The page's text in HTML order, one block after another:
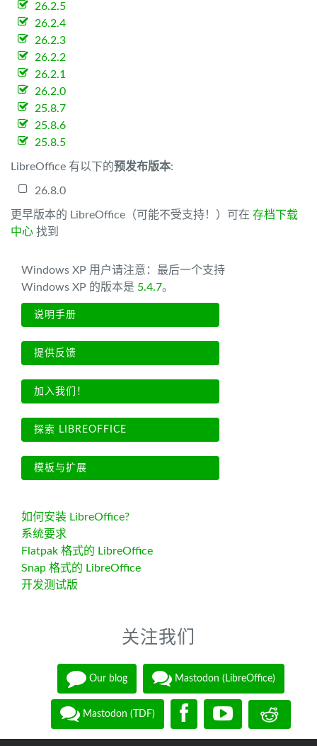
26.2.5
26.2.4
26.2.3
26.2.2
26.2.1
26.2.0
25.8.7
25.8.6
25.8.5
LibreOffice 有以下的预发布版本:
26.8.0
更早版本的 LibreOffice（可能不受支持！）可在 存档下载
中心 找到
Windows XP 用户请注意：最后一个支持
Windows XP 的版本是 5.4.7。
说明手册
提供反馈
加入我们！
探索 LIBREOFFICE
模板与扩展
如何安装 LibreOffice?
系统要求
Flatpak 格式的 LibreOffice
Snap 格式的 LibreOffice
开发测试版
关注我们
Our blog Mastodon (LibreOffice)
Mastodon (TDF)